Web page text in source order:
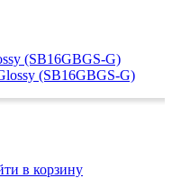
(SB16GBGS-G)
в корзину